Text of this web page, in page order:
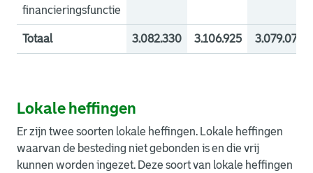
financieringsfunctie
Totaal 3.082.330 3.106.925 3.079.076
Lokale heffingen
Er zijn twee soorten lokale heffingen. Lokale heffingen
waarvan de besteding niet gebonden is en die vrij
kunnen worden ingezet. Deze soort van lokale heffingen